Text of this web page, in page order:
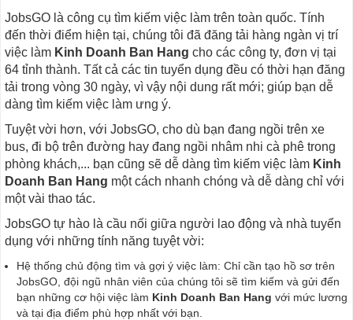
JobsGO là công cụ tìm kiếm việc làm trên toàn quốc. Tính
đến thời điểm hiện tại, chúng tôi đã đăng tải hàng ngàn vị trí
việc làm Kinh Doanh Ban Hang cho các công ty, đơn vị tại
64 tỉnh thành. Tất cả các tin tuyển dụng đều có thời hạn đăng
tải trong vòng 30 ngày, vì vậy nội dung rất mới; giúp bạn dễ
dàng tìm kiếm việc làm ưng ý.
Tuyệt vời hơn, với JobsGO, cho dù bạn đang ngồi trên xe
bus, đi bộ trên đường hay đang ngồi nhâm nhi cà phê trong
phòng khách,... bạn cũng sẽ dễ dàng tìm kiếm việc làm Kinh
Doanh Ban Hang một cách nhanh chóng và dễ dàng chỉ với
một vài thao tác.
JobsGO tự hào là cầu nối giữa người lao động và nhà tuyển
dụng với những tính năng tuyệt vời:
Hệ thống chủ động tìm và gợi ý việc làm: Chỉ cần tạo hồ sơ trên
JobsGO, đội ngũ nhân viên của chúng tôi sẽ tìm kiếm và gửi đến
bạn những cơ hội việc làm Kinh Doanh Ban Hang với mức lương
và tại địa điểm phù hợp nhất với bạn.